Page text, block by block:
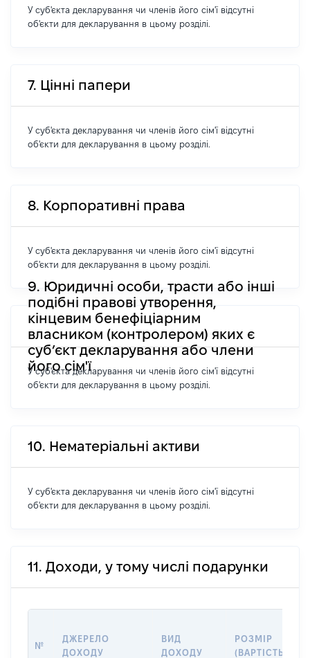
У суб'єкта декларування чи членів його сім'ї відсутні
об'єкти для декларування в цьому розділі.
7. Цінні папери
У суб'єкта декларування чи членів його сім'ї відсутні
об'єкти для декларування в цьому розділі.
8. Корпоративні права
У суб'єкта декларування чи членів його сім'ї відсутні
об'єкти для декларування в цьому розділі.
9. Юридичні особи, трасти або інші
подібні правові утворення,
кінцевим бенефіціарним
власником (контролером) яких є
суб’єкт декларування або члени
його сім'ї
У суб'єкта декларування чи членів його сім'ї відсутні
об'єкти для декларування в цьому розділі.
10. Нематеріальні активи
У суб'єкта декларування чи членів його сім'ї відсутні
об'єкти для декларування в цьому розділі.
11. Доходи, у тому числі подарунки
№
ДЖЕРЕЛО
ДОХОДУ
ВИД
ДОХОДУ
РОЗМІР
(ВАРТІСТЬ)